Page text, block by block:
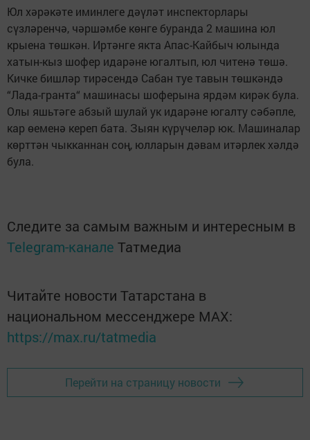
Юл хәрәкәте иминлеге дәүләт инспекторлары
сүзләренчә, чәршәмбе көнге буранда 2 машина юл
крыена төшкән. Иртәнге якта Апас-Кайбыч юлында
хатын-кыз шофер идарәне югалтып, юл читенә төшә.
Кичке бишләр тирәсендә Сабан туе тавын төшкәндә
“Лада-гранта“ машинасы шоферына ярдәм кирәк була.
Олы яшьтәге абзый шулай ук идарәне югалту сәбәпле,
кар өеменә кереп бата. Зыян күрүчеләр юк. Машиналар
көрттән чыкканнан соң, юлларын дәвам итәрлек хәлдә
була.
Следите за самым важным и интересным в
Telegram-канале Татмедиа
Читайте новости Татарстана в
национальном мессенджере MАХ:
https://max.ru/tatmedia
Перейти на страницу новости